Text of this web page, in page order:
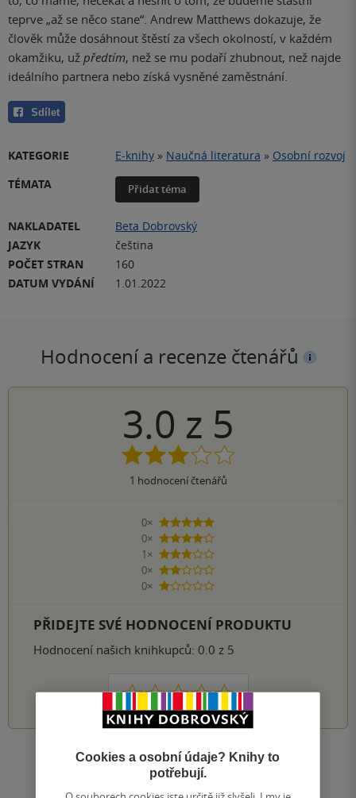
teprve „až se něco stane“. Andrew Matthews dokazuje, že
člověk může dosáhnout štěstí za všech okolností, v každém
okamžiku, už předtím, než se mu podaří zhubnout, než najde
ideálního partnera nebo získá vysněné zaměstnání.
Sdílet
KATEGORIE E-knihy » Naučná literatura » Osobní rozvoj
TÉMATA
Přidat téma
NAKLADATEL
Beta Dobrovský
JAZYK
čeština
POČET STRAN
160
DATUM VYDÁNÍ
1.01.2022
Hodnocení a recenze čtenářů
3.0 z 5
1 hodnocení čtenářů
0×
5 hvězdiček
0×
4 hvězdičky
1×
3 hvězdičky
0×
2 hvězdičky
0×
1 hvezdička
PŘIDEJTE SVÉ HODNOCENÍ PRODUKTU
Hodnocení našich knihkupců: 0.0 z 5
1 2 3 4 5
Zobrazit všechna hodnocení
Cookies a osobní údaje? Knihy to
potřebují.